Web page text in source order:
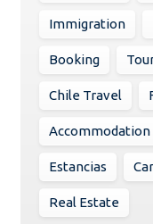
Immigration
Booking
Chile Travel
Accommodation
Estancias
Real Estate